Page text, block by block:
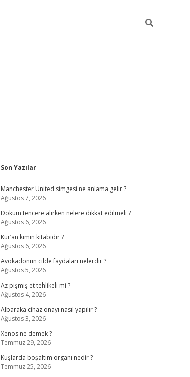
Sidebar
Son Yazılar
Manchester United simgesi ne anlama gelir ?
Ağustos 7, 2026
Döküm tencere alırken nelere dikkat edilmeli ?
Ağustos 6, 2026
Kur’an kimin kitabıdır ?
Ağustos 6, 2026
Avokadonun cilde faydaları nelerdir ?
Ağustos 5, 2026
Az pişmiş et tehlikeli mi ?
Ağustos 4, 2026
Albaraka cihaz onayı nasıl yapılır ?
Ağustos 3, 2026
Xenos ne demek ?
Temmuz 29, 2026
Kuşlarda boşaltım organı nedir ?
Temmuz 25, 2026